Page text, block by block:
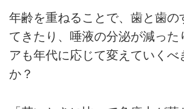
年齢を重ねることで、歯と歯の
てきたり、唾液の分泌が減っ
アも年代に応じて変えていくべ
か？